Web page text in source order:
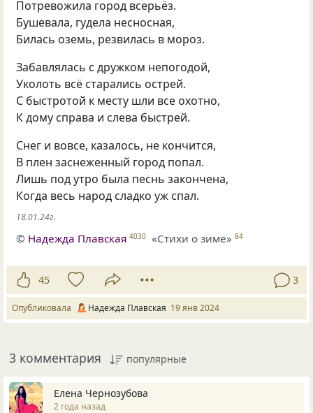
Потревожила город всерьёз.
Бушевала, гудела несносная,
Билась оземь, резвилась в мороз.
Забавлялась с дружком непогодой,
Уколоть всё старались острей.
С быстротой к месту шли все охотно,
К дому справа и слева быстрей.
Снег и вовсе, казалось, не кончится,
В плен заснеженный город попал.
Лишь под утро была песнь закончена,
Когда весь народ сладко уж спал.
18.01.24г.
© Надежда Плавская 4030 «Стихи о зиме» 84
45 3
Опубликовала Надежда Плавская 19 янв 2024
3 комментария популярные
Елена Чернозубова
2 года назад